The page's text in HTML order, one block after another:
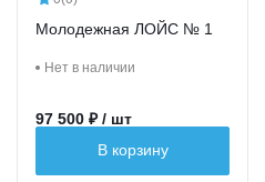
Молодежная ЛОЙС № 1
Нет в наличии
97 500 ₽ / шт
В корзину